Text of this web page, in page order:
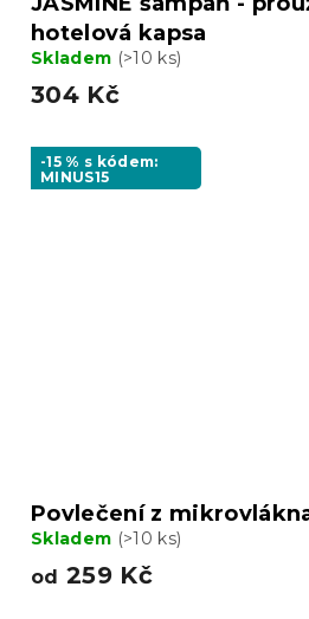
hotelová kapsa
Skladem (>10 ks)
304 Kč
-15 % s kódem:
MINUS15
Povlečení z
Skladem (>10 ks)
od 259 Kč